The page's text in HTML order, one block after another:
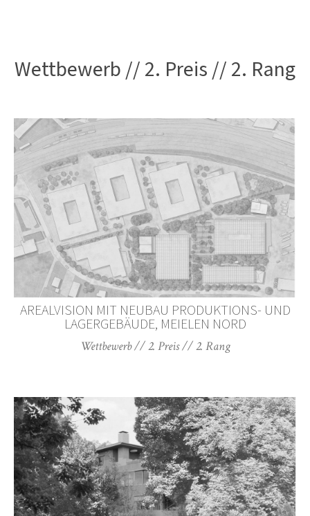
Wettbewerb // 2. Preis // 2. Rang
AREALVISION MIT NEUBAU PRODUKTIONS- UND
LAGERGEBÄUDE, MEIELEN NORD
Wettbewerb // 2. Preis // 2. Rang